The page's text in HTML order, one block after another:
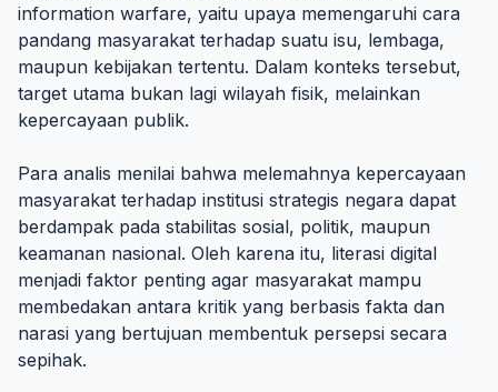
information warfare, yaitu upaya memengaruhi cara
pandang masyarakat terhadap suatu isu, lembaga,
maupun kebijakan tertentu. Dalam konteks tersebut,
target utama bukan lagi wilayah fisik, melainkan
kepercayaan publik.
Para analis menilai bahwa melemahnya kepercayaan
masyarakat terhadap institusi strategis negara dapat
berdampak pada stabilitas sosial, politik, maupun
keamanan nasional. Oleh karena itu, literasi digital
menjadi faktor penting agar masyarakat mampu
membedakan antara kritik yang berbasis fakta dan
narasi yang bertujuan membentuk persepsi secara
sepihak.